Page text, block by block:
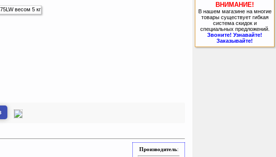
Производитель:
ВНИМАНИЕ!
В нашем магазине на многие
товары существует гибкая
система скидок и
специальных предложений.
Звоните! Узнавайте!
Заказывайте!